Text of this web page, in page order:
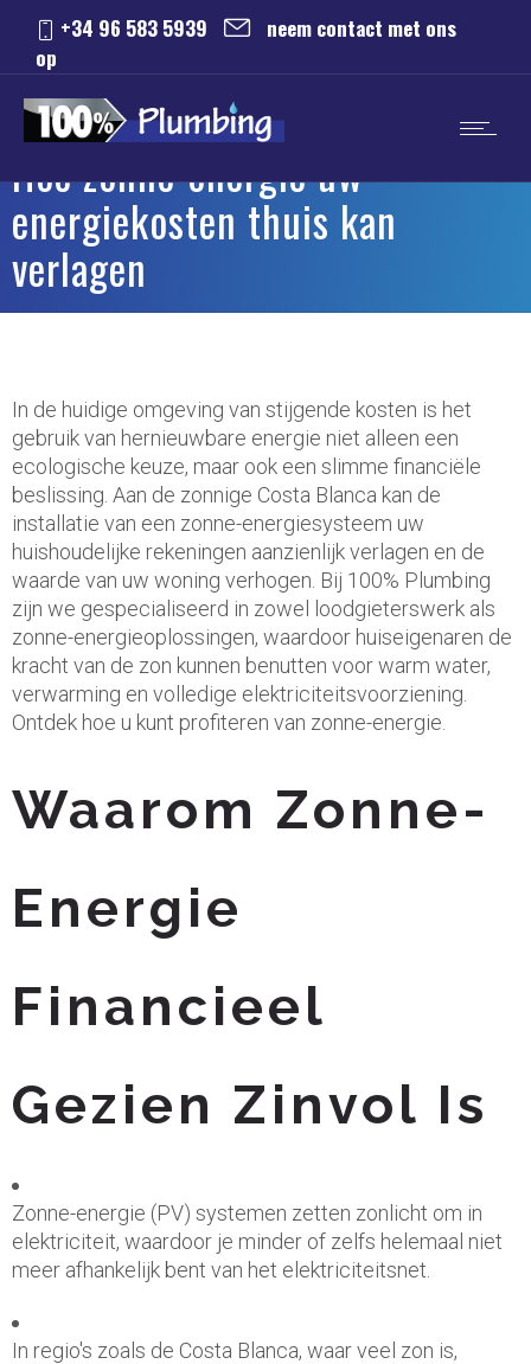
+34 96 583 5939
neem contact met ons
op
Hoe zonne-energie uw
energiekosten thuis kan
verlagen
In de huidige omgeving van stijgende kosten is het
gebruik van hernieuwbare energie niet alleen een
ecologische keuze, maar ook een slimme financiële
beslissing. Aan de zonnige Costa Blanca kan de
installatie van een zonne-energiesysteem uw
huishoudelijke rekeningen aanzienlijk verlagen en de
waarde van uw woning verhogen. Bij 100% Plumbing
zijn we gespecialiseerd in zowel loodgieterswerk als
zonne-energieoplossingen, waardoor huiseigenaren de
kracht van de zon kunnen benutten voor warm water,
verwarming en volledige elektriciteitsvoorziening.
Ontdek hoe u kunt profiteren van zonne-energie.
Waarom Zonne-
Energie
Financieel
Gezien Zinvol Is
Zonne-energie (PV) systemen zetten zonlicht om in
elektriciteit, waardoor je minder of zelfs helemaal niet
meer afhankelijk bent van het elektriciteitsnet.
In regio's zoals de Costa Blanca, waar veel zon is,